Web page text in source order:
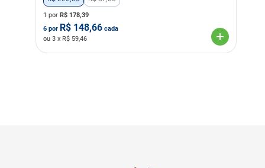
1 por R$ 178,39
6 por R$ 148,66 cada
ou 3 x R$ 59,46